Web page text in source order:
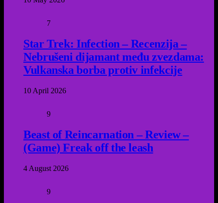
7
Star Trek: Infection – Recenzija –
Nebrušeni dijamant među zvezdama:
Vulkanska borba protiv infekcije
10 April 2026
9
Beast of Reincarnation – Review –
(Game) Freak off the leash
4 August 2026
9